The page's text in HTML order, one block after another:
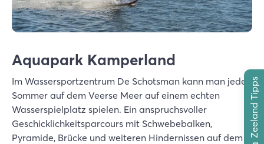
Aquapark Kamperland
Im Wassersportzentrum De Schotsman kann man jeden
Sommer auf dem Veerse Meer auf einem echten
Wasserspielplatz spielen. Ein anspruchsvoller
Geschicklichkeitsparcours mit Schwebebalken,
Pyramide, Brücke und weiteren Hindernissen auf dem
Zeeland Tipps